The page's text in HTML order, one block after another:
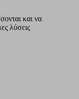
και να
λύσεις